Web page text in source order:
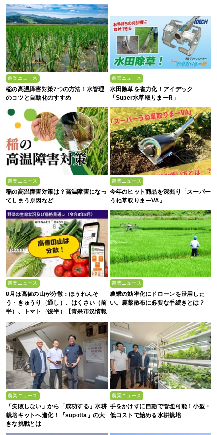
農業ニュース
稲の高温障害対策7つの方法！水管理
のコツと自動化のすすめ
農業ニュース
水田除草を省力化！アイデック
「Super水草取りまーR」
農業ニュース
稲の高温障害対策は？高温障害になっ
てしまう原因など
農業ニュース
今年のヒット商品を深掘り「スーパー
うね草取りまーVA」
農業ニュース
8月は高値の山が分散：ほうれんそ
う・きゅうり（通し）、はくさい（前
半）、トマト（後半）【青果市況情報
アプリ「YAOYASAN」】
農業ニュース
農業の効率化にドローンを活用した
い。農薬散布に必要な手続きとは？
農業ニュース
「失敗しない」から「成功する」水耕
栽培キットへ進化！『supotta』の大
きな挑戦とは
農業ニュース
手をかけずに自動で管理可能！小型・
低コストで始める水耕栽培